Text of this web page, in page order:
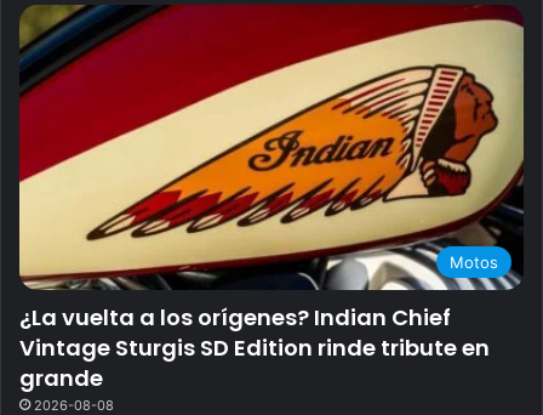
Motos
¿La vuelta a los orígenes? Indian Chief
Vintage Sturgis SD Edition rinde tribute en
grande
2026-08-08